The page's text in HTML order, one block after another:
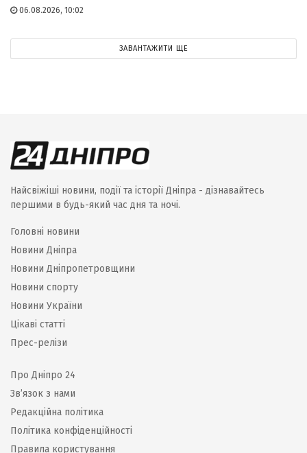
06.08.2026, 10:02
ЗАВАНТАЖИТИ ЩЕ
Найсвіжіші новини, події та історії Дніпра - дізнавайтесь
першими в будь-який час дня та ночі.
Головні новини
Новини Дніпра
Новини Дніпропетровщини
Новини спорту
Новини України
Цікаві статті
Прес-релізи
Про Дніпро 24
Зв’язок з нами
Редакційна політика
Політика конфіденційності
Правила користування